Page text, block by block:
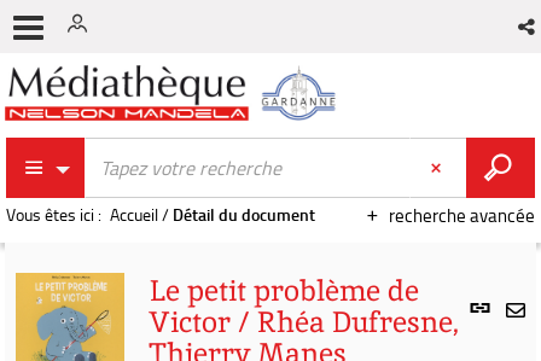
recherche avancée
Vous êtes ici : Accueil/ Détail du document
Lien
Le petit problème de
Victor / Rhéa Dufresne,
Thierry Manes